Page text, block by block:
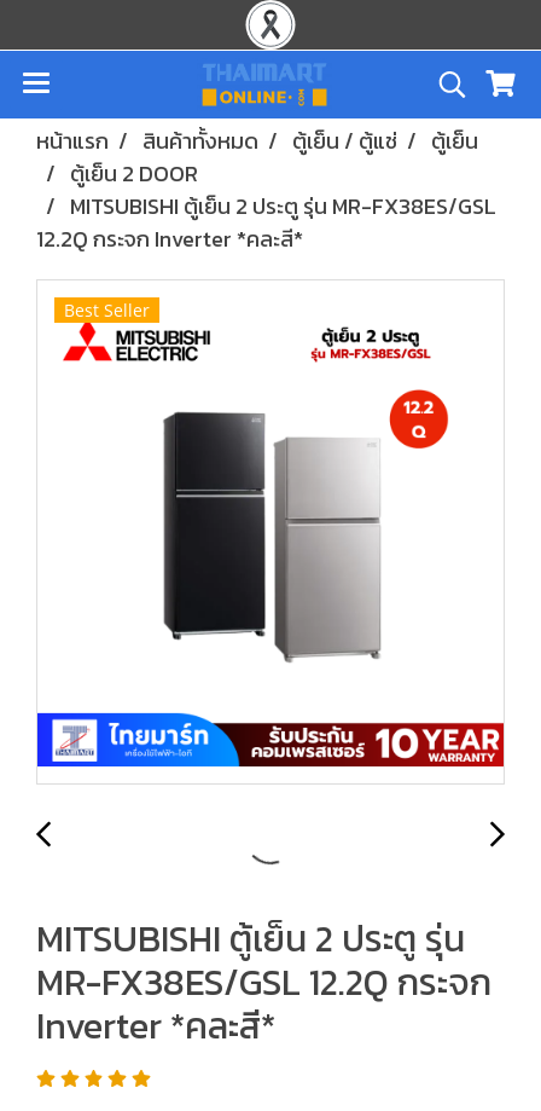
หน้าแรก สินค้าทั้งหมด ตู้เย็น / ตู้แช่
ตู้เย็น
ตู้เย็น 2 DOOR
MITSUBISHI ตู้เย็น 2 ประตู รุ่น MR-FX38ES/GSL
12.2Q กระจก Inverter *คละสี*
Best Seller
MITSUBISHI ตู้เย็น 2 ประตู รุ่น
MR-FX38ES/GSL 12.2Q กระจก
Inverter *คละสี*